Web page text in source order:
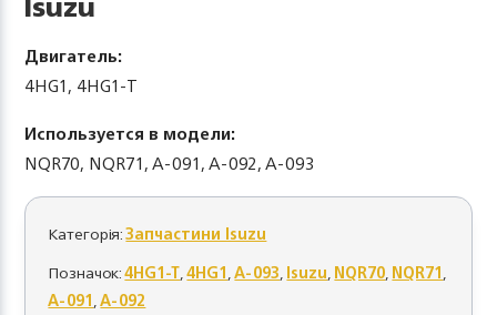
Двигатель:
4НG1, 4HG1-Т
Используется в модели:
NQR70, NQR71, A-091, A-092, A-093
Категорія:Запчастини Isuzu
Позначок:4HG1-T,4НG1,A-093,Isuzu,NQR70,NQR71,
А-091,А-092